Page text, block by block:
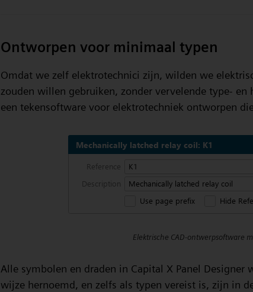
Ontworpen voor minimaal typen
Omdat we zelf elektrotechnici zijn, wilden we
zouden willen gebruiken, zonder vervelende type-
een tekensoftware voor elektrotechniek ontworpen
Elektrische CAD-ontwerpsoftware
Alle symbolen en draden in Capital X Panel
wijze hernoemd, en zelfs als typen vereist is, zijn in